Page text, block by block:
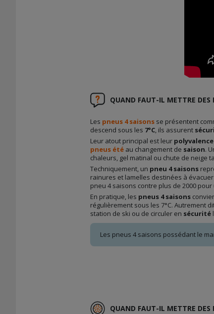
QUAND FAUT-IL METTRE DES
Les pneus 4 saisons se présentent
descend sous les 7°C, ils assurent
Leur atout principal est leur polyvalence
pneus été au changement de saison.
chaleurs, gel matinal ou chute de neige
Techniquement, un pneu 4 saisons
rainures et lamelles destinées à
pneu 4 saisons contre plus de 2000
En pratique, les pneus 4 saisons
régulièrement sous les 7°C. Autrement
station de ski ou de circuler en sécurité
Les pneus 4 saisons possédant le
QUAND FAUT-IL METTRE DES